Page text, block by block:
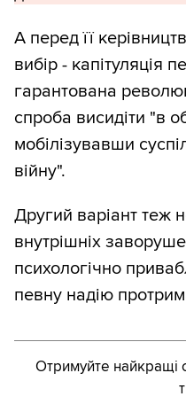
А перед її
вибір - капітуляція
гарантована
спроба висидіти "в
мобілізувавши
війну".
Другий варіант теж
внутрішніх
психологічно
певну надію
Отримуйте найкращі